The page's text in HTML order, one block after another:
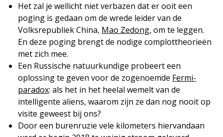
Het zal je wellicht niet verbazen dat er ooit een
poging is gedaan om de wrede leider van de
Volksrepubliek China, Mao Zedong, om te leggen.
En deze poging brengt de nodige complottheorieën
met zich mee.
Een Russische natuurkundige probeert een
oplossing te geven voor de zogenoemde Fermi-
paradox: als het in het heelal wemelt van de
intelligente aliens, waarom zijn ze dan nog nooit op
visite geweest bij ons?
Door een burenruzie vele kilometers hiervandaan